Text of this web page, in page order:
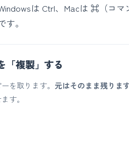
は Ctrl、Macは ⌘（コ
。
「複製」する
を取ります。 元はそのまま残りま
す。